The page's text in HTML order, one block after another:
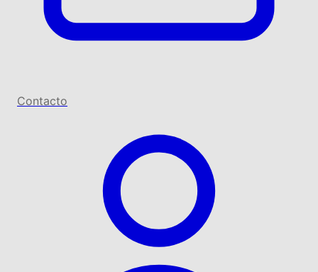
Contacto